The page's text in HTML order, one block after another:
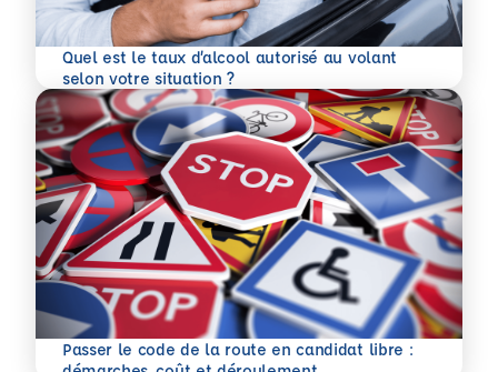
Quel est le taux d’alcool autorisé au volant
selon votre situation ?
En savoir plus
Passer le code de la route en candidat libre :
En savoir plus